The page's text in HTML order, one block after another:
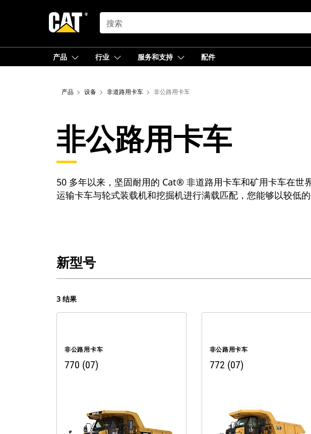
SEARCH
产品 行业 服务和支持 配件
产品 设备 非道路用卡车 非公路用卡车
非公路用卡车
50 多年以来，坚固耐用的 Cat® 非道路用卡车和矿用卡车在
运输卡车与轮式装载机和挖掘机进行满载匹配，您能够以较低
新型号
3 结果
非公路用卡车
770 (07)
非公路用卡车
772 (07)